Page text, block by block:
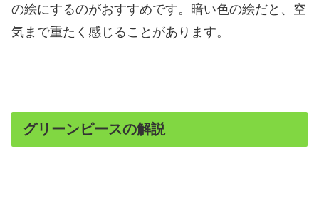
の絵にするのがおすすめです。暗い色の絵だと、空
気まで重たく感じることがあります。
グリーンピースの解説